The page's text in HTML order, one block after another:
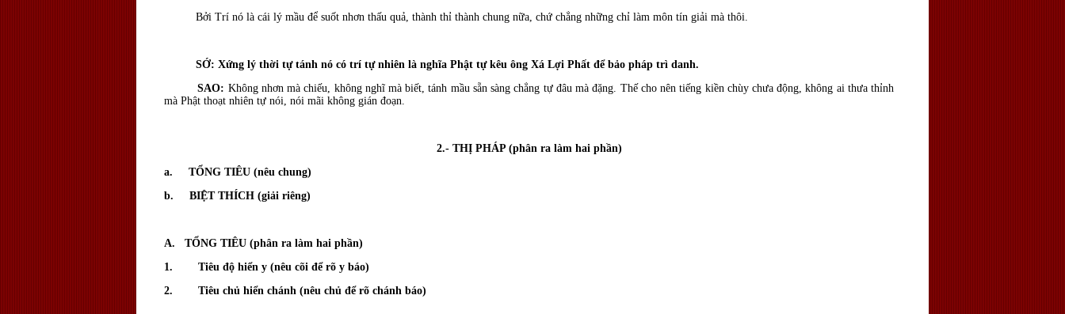
Bởi Trí nó là cái lý mầu để suốt nhơn thấu quả, thành thỉ thành chung nữa, chứ chẳng những chỉ làm môn tín giải mà thôi.
SỚ: Xứng lý thời tự tánh nó có trí tự nhiên là nghĩa Phật tự kêu ông Xá Lợi Phất để bảo pháp trì danh.
SAO: Không nhơn mà chiếu, không nghĩ mà biết, tánh mầu sẵn sàng chẳng tự đâu mà đặng. Thế cho nên tiếng kiền chùy chưa động, không ai thưa thỉnh
mà Phật thoạt nhiên tự nói, nói mãi không gián đoạn.
2.- THỊ PHÁP (phân ra làm hai phần)
a. TỔNG TIÊU (nêu chung)
b. BIỆT THÍCH (giải riêng)
A. TỔNG TIÊU (phân ra làm hai phần)
1. Tiêu độ hiển y (nêu cõi để rõ y báo)
2. Tiêu chủ hiển chánh (nêu chủ để rõ chánh báo)